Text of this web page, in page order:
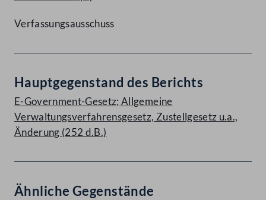
Verfassungsausschuss
Hauptgegenstand des Berichts
E-Government-Gesetz; Allgemeine
Verwaltungsverfahrensgesetz, Zustellgesetz u.a.,
Änderung (252 d.B.)
Ähnliche Gegenstände